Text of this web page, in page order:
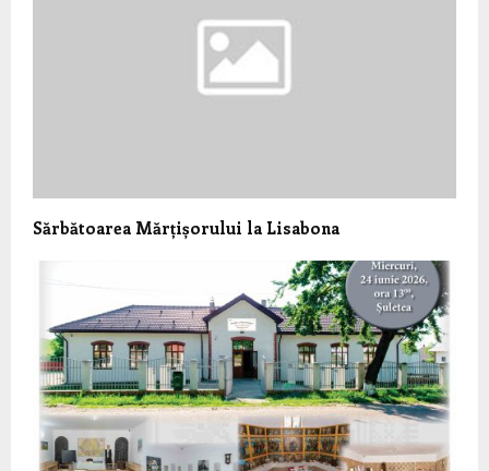
Sărbătoarea Mărțișorului la Lisabona